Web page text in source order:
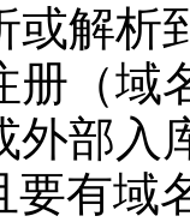
或解析
册（域
外部入
要有域